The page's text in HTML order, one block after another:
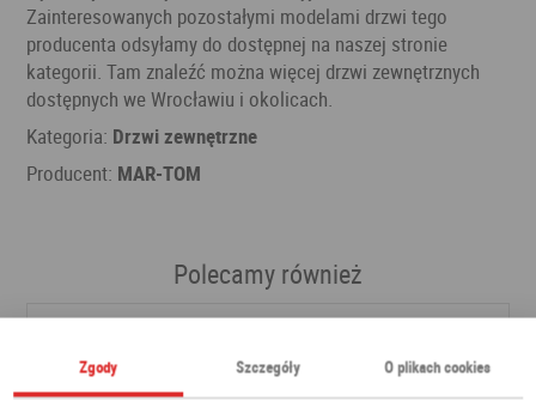
Zainteresowanych pozostałymi modelami drzwi tego
producenta odsyłamy do dostępnej na naszej stronie
kategorii. Tam znaleźć można więcej drzwi zewnętrznych
dostępnych we Wrocławiu i okolicach.
Kategoria: Drzwi zewnętrzne
Producent: MAR-TOM
Polecamy również
Zgody Szczegóły O plikach cookies